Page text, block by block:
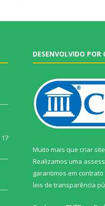
17
DESENVOLVIDO POR
Muito mais que criar site
Realizamos uma
garantimos em
leis de transparência